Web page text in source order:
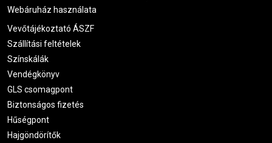
Webáruház használata
Vevőtájékoztató ÁSZF
Szállítási feltételek
Színskálák
Vendégkönyv
GLS csomagpont
Biztonságos fizetés
Hűségpont
Hajgöndörítők